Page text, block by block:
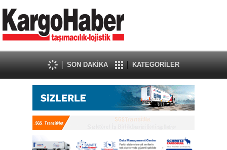
SON DAKİKA KATEGORİLER